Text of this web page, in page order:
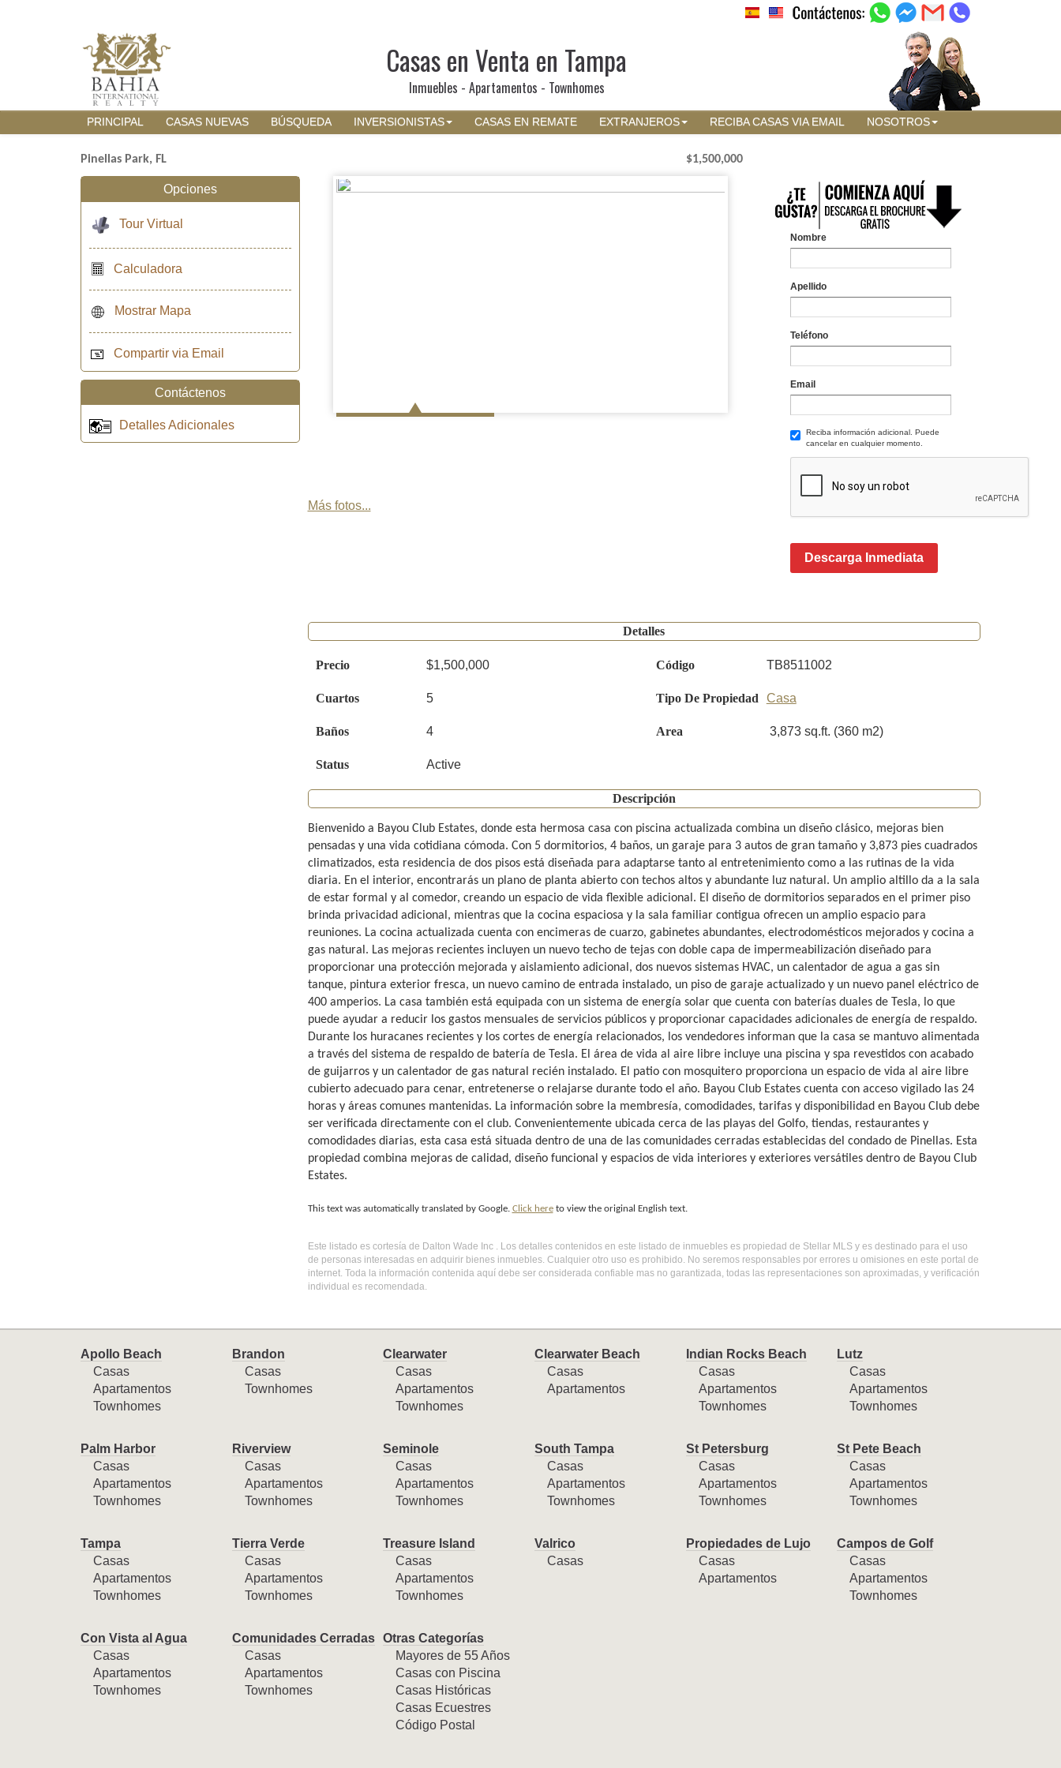
Casas en Venta en Tampa
Inmuebles - Apartamentos - Townhomes
PRINCIPAL CASAS NUEVAS BÚSQUEDA INVERSIONISTAS CASAS EN REMATE EXTRANJEROS RECIBA CASAS VIA EMAIL NOSOTROS
Pinellas Park, FL $1,500,000
Más fotos...
Nombre
Apellido
Teléfono
Email
Reciba información adicional. Puede
cancelar en cualquier momento.
Descarga Inmediata
Detalles
Precio $1,500,000 Código TB8511002
Cuartos 5 Tipo De Propiedad Casa
Baños 4 Area 3,873 sq.ft. (360 m2)
Status Active
Descripción
Bienvenido a Bayou Club Estates, donde esta hermosa casa con piscina actualizada combina un diseño clásico, mejoras bien
pensadas y una vida cotidiana cómoda. Con 5 dormitorios, 4 baños, un garaje para 3 autos de gran tamaño y 3,873 pies cuadrados
climatizados, esta residencia de dos pisos está diseñada para adaptarse tanto al entretenimiento como a las rutinas de la vida
diaria. En el interior, encontrarás un plano de planta abierto con techos altos y abundante luz natural. Un amplio altillo da a la sala
de estar formal y al comedor, creando un espacio de vida flexible adicional. El diseño de dormitorios separados en el primer piso
brinda privacidad adicional, mientras que la cocina espaciosa y la sala familiar contigua ofrecen un amplio espacio para
reuniones. La cocina actualizada cuenta con encimeras de cuarzo, gabinetes abundantes, electrodomésticos mejorados y cocina a
gas natural. Las mejoras recientes incluyen un nuevo techo de tejas con doble capa de impermeabilización diseñado para
proporcionar una protección mejorada y aislamiento adicional, dos nuevos sistemas HVAC, un calentador de agua a gas sin
tanque, pintura exterior fresca, un nuevo camino de entrada instalado, un piso de garaje actualizado y un nuevo panel eléctrico de
400 amperios. La casa también está equipada con un sistema de energía solar que cuenta con baterías duales de Tesla, lo que
puede ayudar a reducir los gastos mensuales de servicios públicos y proporcionar capacidades adicionales de energía de respaldo.
Durante los huracanes recientes y los cortes de energía relacionados, los vendedores informan que la casa se mantuvo alimentada
a través del sistema de respaldo de batería de Tesla. El área de vida al aire libre incluye una piscina y spa revestidos con acabado
de guijarros y un calentador de gas natural recién instalado. El patio con mosquitero proporciona un espacio de vida al aire libre
cubierto adecuado para cenar, entretenerse o relajarse durante todo el año. Bayou Club Estates cuenta con acceso vigilado las 24
horas y áreas comunes mantenidas. La información sobre la membresía, comodidades, tarifas y disponibilidad en Bayou Club debe
ser verificada directamente con el club. Convenientemente ubicada cerca de las playas del Golfo, tiendas, restaurantes y
comodidades diarias, esta casa está situada dentro de una de las comunidades cerradas establecidas del condado de Pinellas. Esta
propiedad combina mejoras de calidad, diseño funcional y espacios de vida interiores y exteriores versátiles dentro de Bayou Club
Estates.
This text was automatically translated by Google. Click hereto view the original English text.
Este listado es cortesía de Dalton Wade Inc . Los detalles contenidos en este listado de inmuebles es propiedad de Stellar MLS y es destinado para el uso
de personas interesadas en adquirir bienes inmuebles. Cualquier otro uso es prohibido. No seremos responsables por errores u omisiones en este portal de
internet. Toda la información contenida aquí debe ser considerada confiable mas no garantizada, todas las representaciones son aproximadas, y verificación
individual es recomendada.
Opciones
Tour Virtual
Calculadora
Mostrar Mapa
Compartir via Email
Contáctenos
Detalles Adicionales
Apollo Beach
Casas
Apartamentos
Townhomes
Brandon
Casas
Townhomes
Clearwater
Casas
Apartamentos
Townhomes
Clearwater Beach
Casas
Apartamentos
Indian Rocks Beach
Casas
Apartamentos
Townhomes
Lutz
Casas
Apartamentos
Townhomes
Palm Harbor
Casas
Apartamentos
Townhomes
Riverview
Casas
Apartamentos
Townhomes
Seminole
Casas
Apartamentos
Townhomes
South Tampa
Casas
Apartamentos
Townhomes
St Petersburg
Casas
Apartamentos
Townhomes
St Pete Beach
Casas
Apartamentos
Townhomes
Tampa
Casas
Apartamentos
Townhomes
Tierra Verde
Casas
Apartamentos
Townhomes
Treasure Island
Casas
Apartamentos
Townhomes
Valrico
Casas
Propiedades de Lujo
Casas
Apartamentos
Campos de Golf
Casas
Apartamentos
Townhomes
Con Vista al Agua
Casas
Apartamentos
Townhomes
Comunidades Cerradas
Casas
Apartamentos
Townhomes
Otras Categorías
Mayores de 55 Años
Casas con Piscina
Casas Históricas
Casas Ecuestres
Código Postal